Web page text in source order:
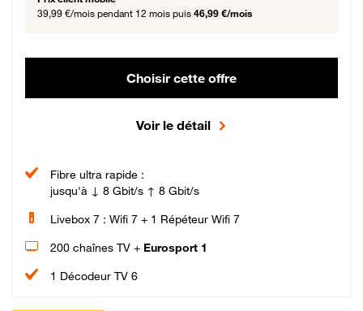
39,99 €/mois pendant 12 mois puis 46,99 €/mois
Choisir cette offre
Voir le détail
Fibre ultra rapide :
jusqu'à ↓ 8 Gbit/s ↑ 8 Gbit/s
Livebox 7 : Wifi 7 + 1 Répéteur Wifi 7
200 chaînes TV + Eurosport 1
1 Décodeur TV 6